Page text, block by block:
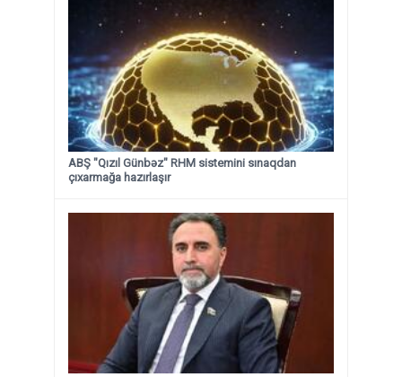
ABŞ "Qızıl Günbəz" RHM sistemini sınaqdan
çıxarmağa hazırlaşır